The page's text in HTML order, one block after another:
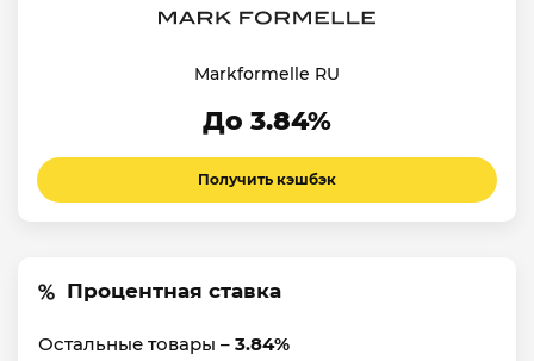
Markformelle RU
До 3.84%
Получить кэшбэк
Процентная ставка
Остальные товары – 3.84%